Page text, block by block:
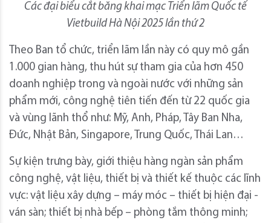
Các đại biểu cắt băng khai mạc Triển lãm Quốc tế
Vietbuild Hà Nội 2025 lần thứ 2
Theo Ban tổ chức, triển lãm lần này có quy mô gần
1.000 gian hàng, thu hút sự tham gia của hơn 450
doanh nghiệp trong và ngoài nước với những sản
phẩm mới, công nghệ tiên tiến đến từ 22 quốc gia
và vùng lãnh thổ như: Mỹ, Anh, Pháp, Tây Ban Nha,
Đức, Nhật Bản, Singapore, Trung Quốc, Thái Lan…
Sự kiện trưng bày, giới thiệu hàng ngàn sản phẩm
công nghệ, vật liệu, thiết bị và thiết kế thuộc các lĩnh
vực: vật liệu xây dựng – máy móc – thiết bị hiện đại -
ván sàn; thiết bị nhà bếp – phòng tắm thông minh;